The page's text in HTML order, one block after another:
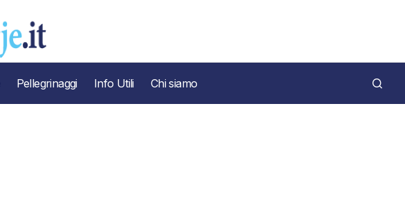
Pellegrinaggi Info Utili Chi siamo